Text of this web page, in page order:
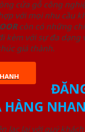
cửa gỗ công
với mọi nhu cầu
còn có những
kèm với sự đa dạng
giá thành.
HÀNG
lạc lại với quý